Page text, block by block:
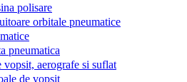
polisare
orbitale pneumatice
pneumatica
vopsit, aerografe si suflat
de vopsit